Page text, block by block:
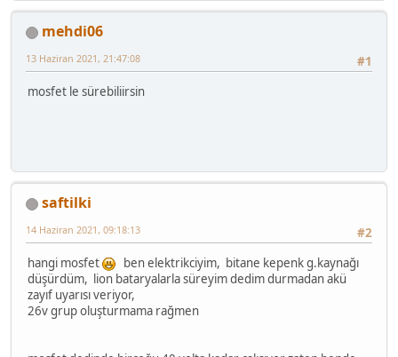
mehdi06
#1
13 Haziran 2021, 21:47:08
mosfet le sürebiliirsin
saftilki
#2
14 Haziran 2021, 09:18:13
hangi mosfet
ben elektrikciyim, bitane kepenk g.kaynağı
düşürdüm, lion bataryalarla süreyim dedim durmadan akü
zayıf uyarısı veriyor,
26v grup oluşturmama rağmen